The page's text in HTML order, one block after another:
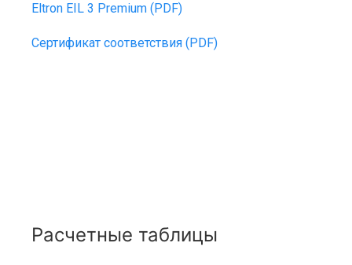
Eltron EIL 3 Premium (PDF)
Сертификат соответствия (PDF)
Расчетные таблицы